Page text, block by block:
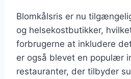
Blomkålsris er nu
og helsekostbutikker,
forbrugerne at inkludere
er også blevet en populær
restauranter, der tilbyder